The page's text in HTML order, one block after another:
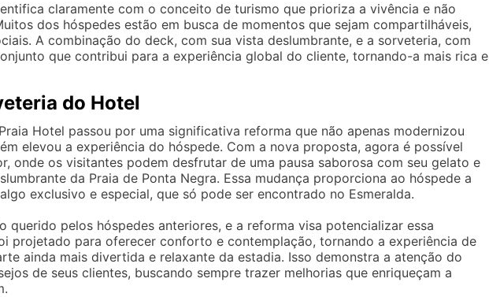
claramente com o conceito de turismo que prioriza a vivência e não
dos hóspedes estão em busca de momentos que sejam compartilháveis,
A combinação do deck, com sua vista deslumbrante, e a sorveteria, com
que contribui para a experiência global do cliente, tornando-a mais rica e
do Hotel
Hotel passou por uma significativa reforma que não apenas modernizou
elevou a experiência do hóspede. Com a nova proposta, agora é possível
onde os visitantes podem desfrutar de uma pausa saborosa com seu gelato e
da Praia de Ponta Negra. Essa mudança proporciona ao hóspede a
exclusivo e especial, que só pode ser encontrado no Esmeralda.
querido pelos hóspedes anteriores, e a reforma visa potencializar essa
projetado para oferecer conforto e contemplação, tornando a experiência de
ainda mais divertida e relaxante da estadia. Isso demonstra a atenção do
de seus clientes, buscando sempre trazer melhorias que enriqueçam a